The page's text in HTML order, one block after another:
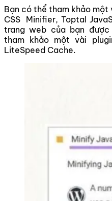
Bạn có thể tham khảo một
CSS Minifier, Toptal
trang web của bạn được
tham khảo một vài
LiteSpeed Cache.